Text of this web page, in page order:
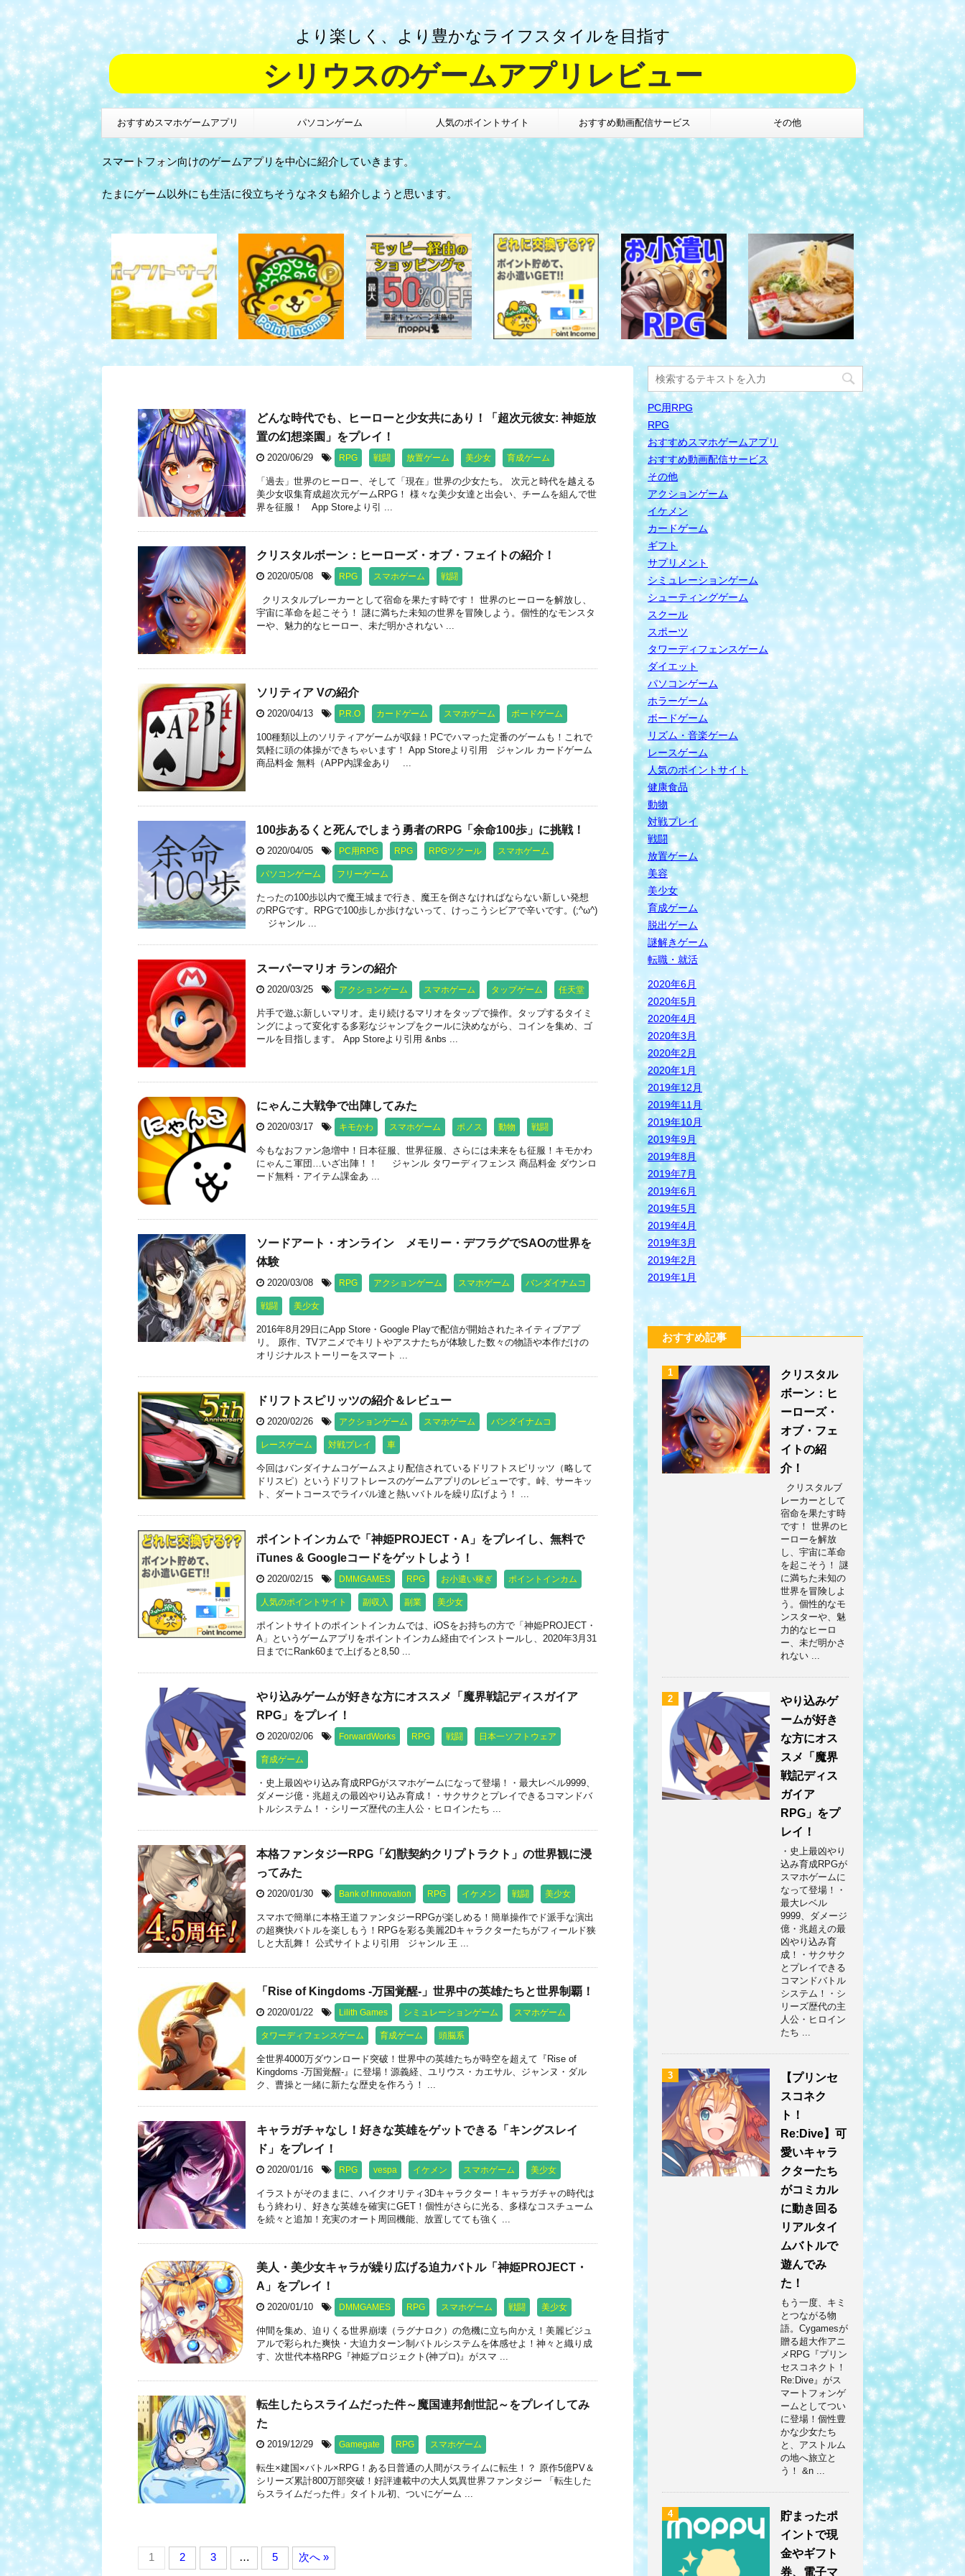
より楽しく、より豊かなライフスタイルを目指す
シリウスのゲームアプリレビュー
おすすめスマホゲームアプリ パソコンゲーム 人気のポイントサイト おすすめ動画配信サービス その他
スマートフォン向けのゲームアプリを中心に紹介していきます。
たまにゲーム以外にも生活に役立ちそうなネタも紹介しようと思います。
どんな時代でも、ヒーローと少女共にあり！「超次元彼女: 神姫放
置の幻想楽園」をプレイ！
2020/06/29 RPG 戦闘 放置ゲーム 美少女 育成ゲーム
「過去」世界のヒーロー、そして「現在」世界の少女たち。 次元と時代を越える
美少女収集育成超次元ゲームRPG！ 様々な美少女達と出会い、チームを組んで世
界を征服！ App Storeより引 ...
クリスタルボーン：ヒーローズ・オブ・フェイトの紹介！
2020/05/08 RPG スマホゲーム 戦闘
クリスタルブレーカーとして宿命を果たす時です！ 世界のヒーローを解放し、
宇宙に革命を起こそう！ 謎に満ちた未知の世界を冒険しよう。個性的なモンスタ
ーや、魅力的なヒーロー、未だ明かされない ...
ソリティア Vの紹介
2020/04/13 P.R.O カードゲーム スマホゲーム ボードゲーム
100種類以上のソリティアゲームが収録！PCでハマった定番のゲームも！これで
気軽に頭の体操ができちゃいます！ App Storeより引用 ジャンル カードゲーム
商品料金 無料（APP内課金あり ...
100歩あるくと死んでしまう勇者のRPG「余命100歩」に挑戦！
2020/04/05 PC用RPG RPG RPGツクール スマホゲーム
パソコンゲーム フリーゲーム
たったの100歩以内で魔王城まで行き、魔王を倒さなければならない新しい発想
のRPGです。RPGで100歩しか歩けないって、けっこうシビアで辛いです。(;^ω^)
ジャンル ...
スーパーマリオ ランの紹介
2020/03/25 アクションゲーム スマホゲーム タップゲーム 任天堂
片手で遊ぶ新しいマリオ。走り続けるマリオをタップで操作。タップするタイミ
ングによって変化する多彩なジャンプをクールに決めながら、コインを集め、ゴ
ールを目指します。 App Storeより引用 &nbs ...
にゃんこ大戦争で出陣してみた
2020/03/17 キモかわ スマホゲーム ポノス 動物 戦闘
今もなおファン急増中！日本征服、世界征服、さらには未来をも征服！キモかわ
にゃんこ軍団…いざ出陣！！ ジャンル タワーディフェンス 商品料金 ダウンロ
ード無料・アイテム課金あ ...
ソードアート・オンライン メモリー・デフラグでSAOの世界を
体験
2020/03/08 RPG アクションゲーム スマホゲーム バンダイナムコ
戦闘 美少女
2016年8月29日にApp Store・Google Playで配信が開始されたネイティブアプ
リ。 原作、TVアニメでキリトやアスナたちが体験した数々の物語や本作だけの
オリジナルストーリーをスマート ...
ドリフトスピリッツの紹介＆レビュー
2020/02/26 アクションゲーム スマホゲーム バンダイナムコ
レースゲーム 対戦プレイ 車
今回はバンダイナムコゲームスより配信されているドリフトスピリッツ（略して
ドリスピ）というドリフトレースのゲームアプリのレビューです。峠、サーキッ
ト、ダートコースでライバル達と熱いバトルを繰り広げよう！ ...
ポイントインカムで「神姫PROJECT・A」をプレイし、無料で
iTunes & Googleコードをゲットしよう！
2020/02/15 DMMGAMES RPG お小遣い稼ぎ ポイントインカム
人気のポイントサイト 副収入 副業 美少女
ポイントサイトのポイントインカムでは、iOSをお持ちの方で「神姫PROJECT・
A」というゲームアプリをポイントインカム経由でインストールし、2020年3月31
日までにRank60まで上げると8,50 ...
やり込みゲームが好きな方にオススメ「魔界戦記ディスガイア
RPG」をプレイ！
2020/02/06 ForwardWorks RPG 戦闘 日本一ソフトウェア
育成ゲーム
・史上最凶やり込み育成RPGがスマホゲームになって登場！・最大レベル9999、
ダメージ億・兆超えの最凶やり込み育成！・サクサクとプレイできるコマンドバ
トルシステム！・シリーズ歴代の主人公・ヒロインたち ...
本格ファンタジーRPG「幻獣契約クリプトラクト」の世界観に浸
ってみた
2020/01/30 Bank of Innovation RPG イケメン 戦闘 美少女
スマホで簡単に本格王道ファンタジーRPGが楽しめる！簡単操作でド派手な演出
の超爽快バトルを楽しもう！RPGを彩る美麗2Dキャラクターたちがフィールド狭
しと大乱舞！ 公式サイトより引用 ジャンル 王 ...
「Rise of Kingdoms -万国覚醒-」世界中の英雄たちと世界制覇！
2020/01/22 Lilith Games シミュレーションゲーム スマホゲーム
タワーディフェンスゲーム 育成ゲーム 頭脳系
全世界4000万ダウンロード突破！世界中の英雄たちが時空を超えて『Rise of
Kingdoms -万国覚醒-』に登場！源義経、ユリウス・カエサル、ジャンヌ・ダル
ク、曹操と一緒に新たな歴史を作ろう！ ...
キャラガチャなし！好きな英雄をゲットできる「キングスレイ
ド」をプレイ！
2020/01/16 RPG vespa イケメン スマホゲーム 美少女
イラストがそのままに、ハイクオリティ3Dキャラクター！キャラガチャの時代は
もう終わり、好きな英雄を確実にGET！個性がさらに光る、多様なコスチューム
を続々と追加！充実のオート周回機能、放置してても強く ...
美人・美少女キャラが繰り広げる迫力バトル「神姫PROJECT・
A」をプレイ！
2020/01/10 DMMGAMES RPG スマホゲーム 戦闘 美少女
仲間を集め、迫りくる世界崩壊（ラグナロク）の危機に立ち向かえ！美麗ビジュ
アルで彩られた爽快・大迫力ターン制バトルシステムを体感せよ！神々と織り成
す、次世代本格RPG『神姫プロジェクト(神プロ)』がスマ ...
転生したらスライムだった件～魔国連邦創世記～をプレイしてみ
た
2019/12/29 Gamegate RPG スマホゲーム
転生×建国×バトル×RPG！ある日普通の人間がスライムに転生！？ 原作5億PV＆
シリーズ累計800万部突破！好評連載中の大人気異世界ファンタジー 「転生した
らスライムだった件」タイトル初、ついにゲーム ...
1 2 3 … 5 次へ »
PC用RPG
RPG
おすすめスマホゲームアプリ
おすすめ動画配信サービス
その他
アクションゲーム
イケメン
カードゲーム
ギフト
サプリメント
シミュレーションゲーム
シューティングゲーム
スクール
スポーツ
タワーディフェンスゲーム
ダイエット
パソコンゲーム
ホラーゲーム
ボードゲーム
リズム・音楽ゲーム
レースゲーム
人気のポイントサイト
健康食品
動物
対戦プレイ
戦闘
放置ゲーム
美容
美少女
育成ゲーム
脱出ゲーム
謎解きゲーム
転職・就活
2020年6月
2020年5月
2020年4月
2020年3月
2020年2月
2020年1月
2019年12月
2019年11月
2019年10月
2019年9月
2019年8月
2019年7月
2019年6月
2019年5月
2019年4月
2019年3月
2019年2月
2019年1月
おすすめ記事
1
クリスタル
ボーン：ヒ
ーローズ・
オブ・フェ
イトの紹
介！
クリスタルブ
レーカーとして
宿命を果たす時
です！ 世界のヒ
ーローを解放
し、宇宙に革命
を起こそう！ 謎
に満ちた未知の
世界を冒険しよ
う。個性的なモ
ンスターや、魅
力的なヒーロ
ー、未だ明かさ
れない ...
2
やり込みゲ
ームが好き
な方にオス
スメ「魔界
戦記ディス
ガイア
RPG」をプ
レイ！
・史上最凶やり
込み育成RPGが
スマホゲームに
なって登場！・
最大レベル
9999、ダメージ
億・兆超えの最
凶やり込み育
成！・サクサク
とプレイできる
コマンドバトル
システム！・シ
リーズ歴代の主
人公・ヒロイン
たち ...
3
【プリンセ
スコネク
ト！
Re:Dive】可
愛いキャラ
クターたち
がコミカル
に動き回る
リアルタイ
ムバトルで
遊んでみ
た！
もう一度、キミ
とつながる物
語。Cygamesが
贈る超大作アニ
メRPG『プリン
セスコネクト！
Re:Dive』がス
マートフォンゲ
ームとしてつい
に登場！個性豊
かな少女たち
と、アストルム
の地へ旅立と
う！ &n ...
4
貯まったポ
イントで現
金やギフト
券、電子マ